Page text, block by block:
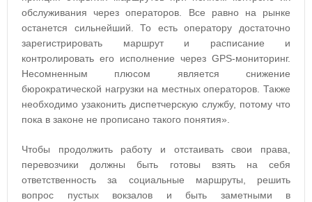
обслуживания через операторов. Все равно на рынке
останется сильнейший. То есть оператору достаточно
зарегистрировать маршрут и расписание и
контролировать его исполнение через GPS-мониторинг.
Несомненным плюсом является снижение
бюрократической нагрузки на местных операторов. Также
необходимо узаконить диспетчерскую службу, потому что
пока в законе не прописано такого понятия».
Чтобы продолжить работу и отстаивать свои права,
перевозчики должны быть готовы взять на себя
ответственность за социальные маршруты, решить
вопрос пустых вокзалов и быть заметными в